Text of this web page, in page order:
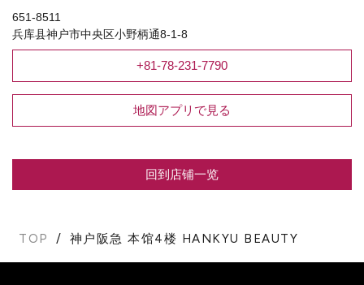
651-8511
兵库县神户市中央区小野柄通8-1-8
+81-78-231-7790
地図アプリで見る
回到店铺一览
TOP 神户阪急 本馆4楼 HANKYU BEAUTY